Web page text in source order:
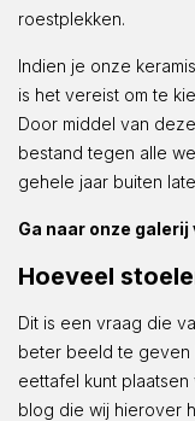
roestplekken.
Indien je onze
is het vereist om te
Door middel van
bestand tegen alle
gehele jaar buiten
Ga naar onze galerij
Hoeveel
Dit is een vraag die
beter beeld te
eettafel kunt
blog die wij hierover